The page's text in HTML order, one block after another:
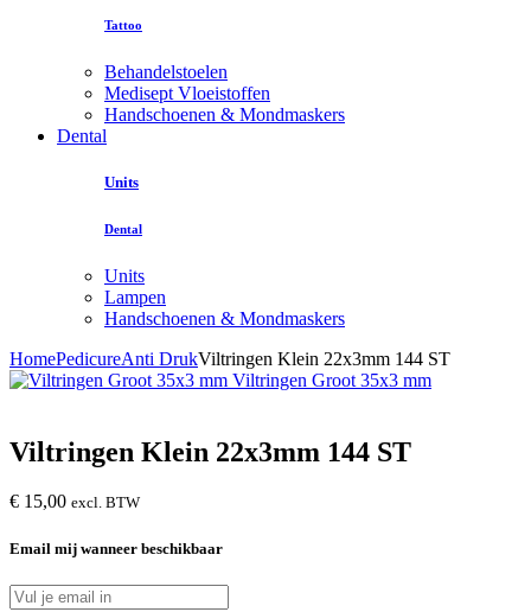
Tattoo
Behandelstoelen
Medisept Vloeistoffen
Handschoenen & Mondmaskers
Dental
Units
Dental
Units
Lampen
Handschoenen & Mondmaskers
HomePedicureAnti DrukViltringen Klein 22x3mm 144 ST
Viltringen Groot 35x3 mm
Viltringen Klein 22x3mm 144 ST
€ 15,00 excl. BTW
Email mij wanneer beschikbaar